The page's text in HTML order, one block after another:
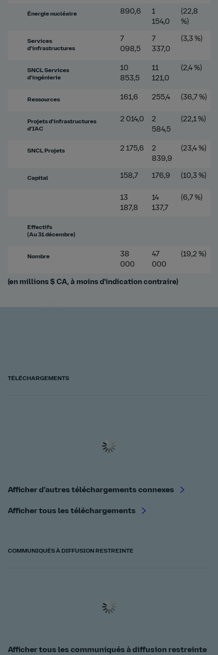
Énergie nucléaire 890,6
1
154,0
(22,8
%)
Services
d'infrastructures
7
098,5
7
337,0
(3,3 %)
SNCL Services
d'ingénierie
10
853,5
11
121,0
(2,4 %)
Ressources 161,6 255,4 (36,7 %)
Projets d'infrastructures
d'IAC
2 014,0
2
584,5
(22,1 %)
SNCL Projets 2 175,6
2
839,9
(23,4 %)
Capital 158,7 176,9 (10,3 %)
13
187,8
14
137,7
(6,7 %)
Effectifs
(Au 31 décembre)
Nombre
38
000
47
000
(19,2 %)
(en millions $ CA, à moins d'indication contraire)
TÉLÉCHARGEMENTS
Afficher d’autres téléchargements connexes
Afficher tous les téléchargements
COMMUNIQUÉS À DIFFUSION RESTREINTE
Afficher tous les communiqués à diffusion restreinte